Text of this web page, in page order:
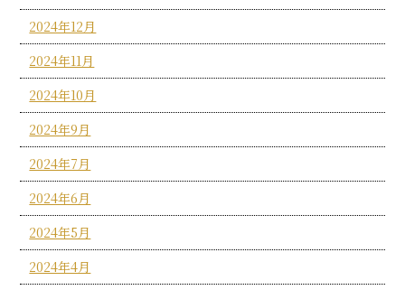
2024年12月
2024年11月
2024年10月
2024年9月
2024年7月
2024年6月
2024年5月
2024年4月